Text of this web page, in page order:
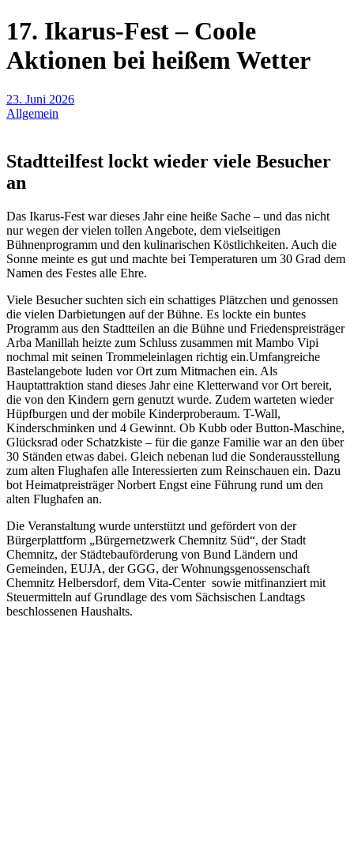
17. Ikarus-Fest – Coole
Aktionen bei heißem Wetter
23. Juni 2026
Allgemein
Stadtteilfest lockt wieder viele Besucher
an
Das Ikarus-Fest war dieses Jahr eine heiße Sache – und das nicht
nur wegen der vielen tollen Angebote, dem vielseitigen
Bühnenprogramm und den kulinarischen Köstlichkeiten. Auch die
Sonne meinte es gut und machte bei Temperaturen um 30 Grad dem
Namen des Festes alle Ehre.
Viele Besucher suchten sich ein schattiges Plätzchen und genossen
die vielen Darbietungen auf der Bühne. Es lockte ein buntes
Programm aus den Stadtteilen an die Bühne und Friedenspreisträger
Arba Manillah heizte zum Schluss zusammen mit Mambo Vipi
nochmal mit seinen Trommeleinlagen richtig ein.Umfangreiche
Bastelangebote luden vor Ort zum Mitmachen ein. Als
Hauptattraktion stand dieses Jahr eine Kletterwand vor Ort bereit,
die von den Kindern gern genutzt wurde. Zudem warteten wieder
Hüpfburgen und der mobile Kinderproberaum. T-Wall,
Kinderschminken und 4 Gewinnt. Ob Kubb oder Button-Maschine,
Glücksrad oder Schatzkiste – für die ganze Familie war an den über
30 Ständen etwas dabei. Gleich nebenan lud die Sonderausstellung
zum alten Flughafen alle Interessierten zum Reinschauen ein. Dazu
bot Heimatpreisträger Norbert Engst eine Führung rund um den
alten Flughafen an.
Die Veranstaltung wurde unterstützt und gefördert von der
Bürgerplattform „Bürgernetzwerk Chemnitz Süd“, der Stadt
Chemnitz, der Städtebauförderung von Bund Ländern und
Gemeinden, EUJA, der GGG, der Wohnungsgenossenschaft
Chemnitz Helbersdorf, dem Vita-Center sowie mitfinanziert mit
Steuermitteln auf Grundlage des vom Sächsischen Landtags
beschlossenen Haushalts.